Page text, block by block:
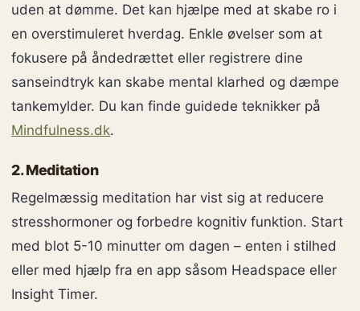
uden at dømme. Det kan hjælpe med at skabe ro i
en overstimuleret hverdag. Enkle øvelser som at
fokusere på åndedrættet eller registrere dine
sanseindtryk kan skabe mental klarhed og dæmpe
tankemylder. Du kan finde guidede teknikker på
Mindfulness.dk.
2. Meditation
Regelmæssig meditation har vist sig at reducere
stresshormoner og forbedre kognitiv funktion. Start
med blot 5-10 minutter om dagen – enten i stilhed
eller med hjælp fra en app såsom Headspace eller
Insight Timer.